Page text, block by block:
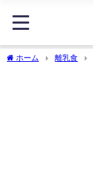
ホーム 離乳食